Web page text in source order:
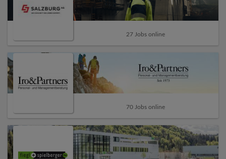
27 Jobs online
70 Jobs online